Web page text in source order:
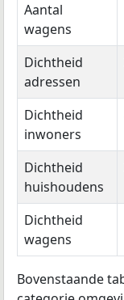
Aantal
wagens
Dichtheid
adressen
Dichtheid
inwoners
Dichtheid
huishoudens
Dichtheid
wagens
Bovenstaande